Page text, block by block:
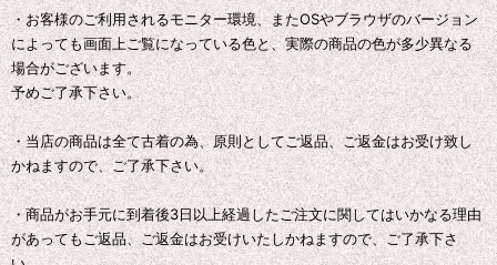
・お客様のご利用されるモニター環境、またOSやブラウザのバージョン
によっても画面上ご覧になっている色と、実際の商品の色が多少異なる
場合がございます。
予めご了承下さい。
・当店の商品は全て古着の為、原則としてご返品、ご返金はお受け致し
かねますので、ご了承下さい。
・商品がお手元に到着後3日以上経過したご注文に関してはいかなる理由
があってもご返品、ご返金はお受けいたしかねますので、ご了承下さ